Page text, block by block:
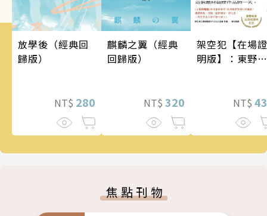
放學後（經典回
歸版）
NT$ 280
麒麟之翼（經典
回歸版）
NT$ 320
架空犯【在場證
明版】：東野圭
蝠》系列重磅新
NT$
焦點刊物